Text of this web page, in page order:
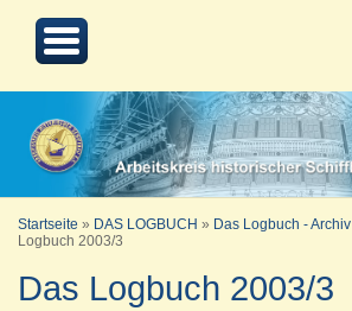
Startseite » DAS LOGBUCH » Das Logbuch - Archiv
Logbuch 2003/3
Das Logbuch 2003/3